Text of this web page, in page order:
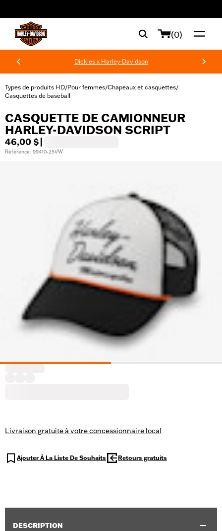
(0)
Dickies x Harley-Davidson
Types de produits HD/Pour femmes/Chapeaux et casquettes/
Casquettes de baseball
CASQUETTE DE CAMIONNEUR
HARLEY-DAVIDSON SCRIPT
46,00 $
Référence : 99410-25VW
Livraison gratuite à votre concessionnaire local
Ajouter À La Liste De Souhaits Retours gratuits
DESCRIPTION